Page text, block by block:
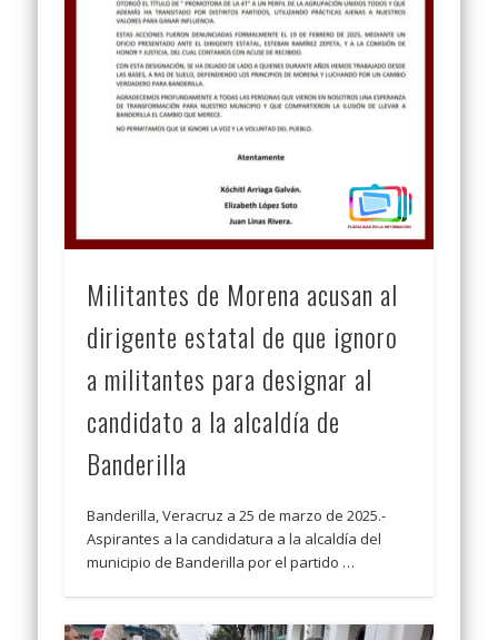
Militantes de Morena acusan al
dirigente estatal de que ignoro
a militantes para designar al
candidato a la alcaldía de
Banderilla
Banderilla, Veracruz a 25 de marzo de 2025.-
Aspirantes a la candidatura a la alcaldía del
municipio de Banderilla por el partido …